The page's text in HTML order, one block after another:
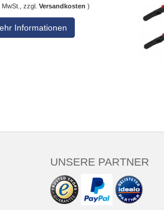
MwSt., zzgl.Versandkosten )
Informationen
UNSERE PARTNER